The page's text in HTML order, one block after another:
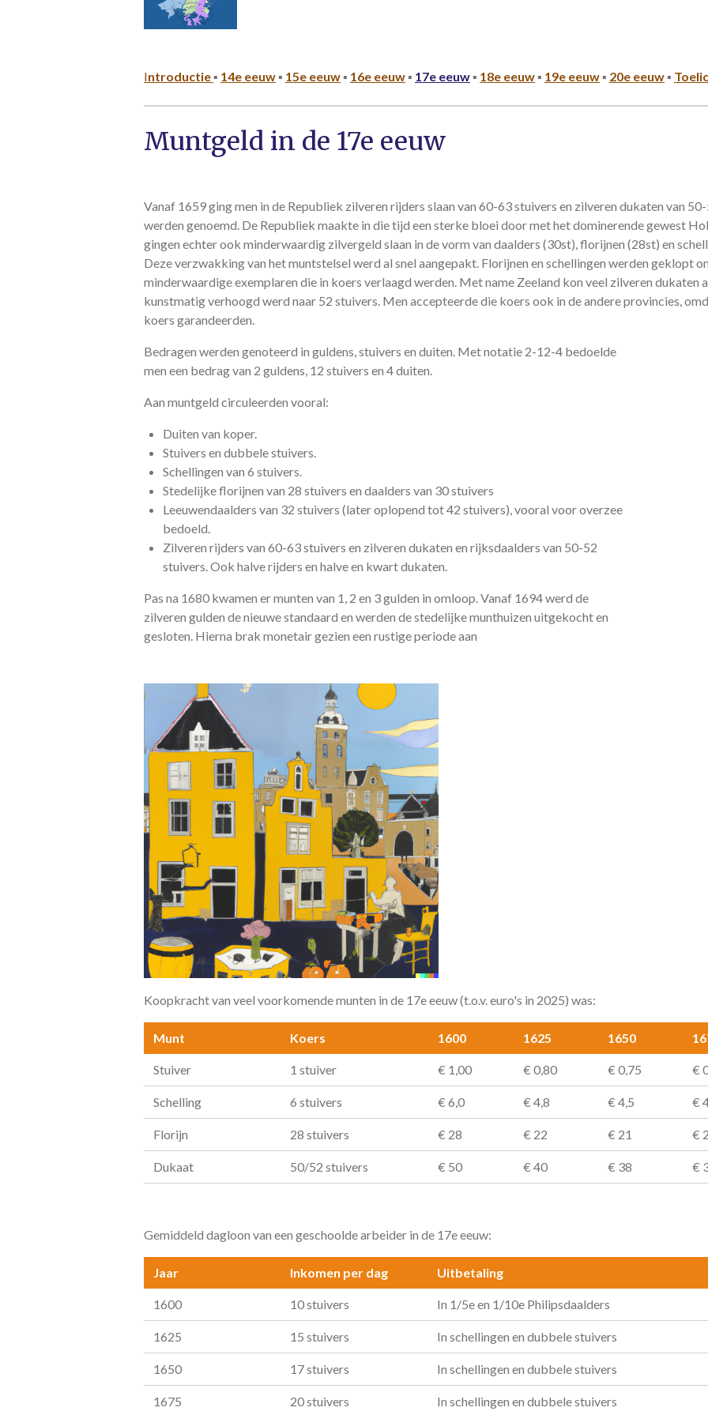
Introductie ▪ 14e eeuw ▪ 15e eeuw ▪ 16e eeuw ▪ 17e eeuw ▪ 18e eeuw ▪ 19e eeuw ▪ 20e eeuw ▪
Muntgeld in de 17e eeuw
Vanaf 1659 ging men in de Republiek zilveren rijders slaan van 60-63 stuivers en zilveren dukaten van
werden genoemd. De Republiek maakte in die tijd een sterke bloei door met het dominerende gewest
gingen echter ook minderwaardig zilvergeld slaan in de vorm van daalders (30st), florijnen (28st) en
Deze verzwakking van het muntstelsel werd al snel aangepakt. Florijnen en schellingen werden geklopt
minderwaardige exemplaren die in koers verlaagd werden. Met name Zeeland kon veel zilveren dukaten
kunstmatig verhoogd werd naar 52 stuivers. Men accepteerde die koers ook in de andere provincies,
koers garandeerden.
Bedragen werden genoteerd in guldens, stuivers en duiten. Met notatie 2-12-4 bedoelde
men een bedrag van 2 guldens, 12 stuivers en 4 duiten.
Aan muntgeld circuleerden vooral:
Duiten van koper.
Stuivers en dubbele stuivers.
Schellingen van 6 stuivers.
Stedelijke florijnen van 28 stuivers en daalders van 30 stuivers
Leeuwendaalders van 32 stuivers (later oplopend tot 42 stuivers), vooral voor overzee
bedoeld.
Zilveren rijders van 60-63 stuivers en zilveren dukaten en rijksdaalders van 50-52
stuivers. Ook halve rijders en halve en kwart dukaten.
Pas na 1680 kwamen er munten van 1, 2 en 3 gulden in omloop. Vanaf 1694 werd de
zilveren gulden de nieuwe standaard en werden de stedelijke munthuizen uitgekocht en
gesloten. Hierna brak monetair gezien een rustige periode aan
Koopkracht van veel voorkomende munten in de 17e eeuw (t.o.v. euro's in 2025) was:
Munt Koers 1600 1625 1650
Stuiver 1 stuiver € 1,00 € 0,80 € 0,75 €
Schelling 6 stuivers € 6,0 € 4,8 € 4,5 €
Florijn 28 stuivers € 28 € 22 € 21 €
Dukaat 50/52 stuivers € 50 € 40 € 38 €
Gemiddeld dagloon van een geschoolde arbeider in de 17e eeuw:
Jaar Inkomen per dag Uitbetaling
1600 10 stuivers In 1/5e en 1/10e Philipsdaalders
1625 15 stuivers In schellingen en dubbele stuivers
1650 17 stuivers In schellingen en dubbele stuivers
1675 20 stuivers In schellingen en dubbele stuivers